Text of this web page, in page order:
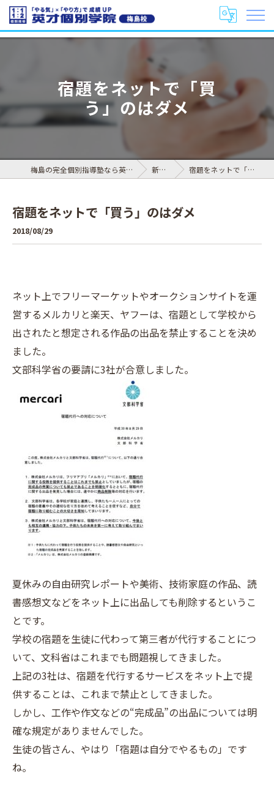
宿題をネットで「買
う」のはダメ
梅島の完全個別指導塾なら英才個別学院 梅島校 新着情報 宿題をネットで「買う」のはダメ
宿題をネットで「買う」のはダメ
2018/08/29
ネット上でフリーマーケットやオークションサイトを運
営するメルカリと楽天、ヤフーは、宿題として学校から
出されたと想定される作品の出品を禁止することを決め
ました。
文部科学省の要請に3社が合意しました。
夏休みの自由研究レポートや美術、技術家庭の作品、読
書感想文などをネット上に出品しても削除するというこ
とです。
学校の宿題を生徒に代わって第三者が代行することにつ
いて、文科省はこれまでも問題視してきました。
上記の3社は、宿題を代行するサービスをネット上で提
供することは、これまで禁止としてきました。
しかし、工作や作文などの“完成品”の出品については明
確な規定がありませんでした。
生徒の皆さん、やはり「宿題は自分でやるもの」です
ね。